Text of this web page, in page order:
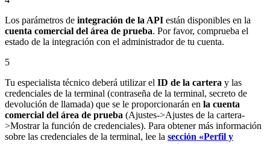
Los parámetros de integración de la API están disponibles en la
cuenta comercial del área de prueba. Por favor, comprueba el
estado de la integración con el administrador de tu cuenta.
5
Tu especialista técnico deberá utilizar el ID de la cartera y las
credenciales de la terminal (contraseña de la terminal, secreto de
devolución de llamada) que se le proporcionarán en la cuenta
comercial del área de prueba (Ajustes->Ajustes de la cartera-
>Mostrar la función de credenciales). Para obtener más información
sobre las credenciales de la terminal, lee la sección «Perfil y